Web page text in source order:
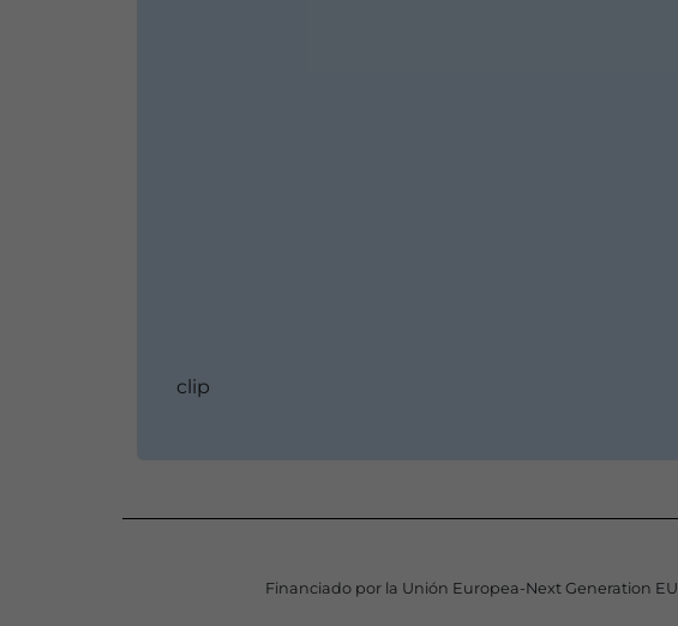
clip
Financiado por la Unión Europea-Next Generation EU